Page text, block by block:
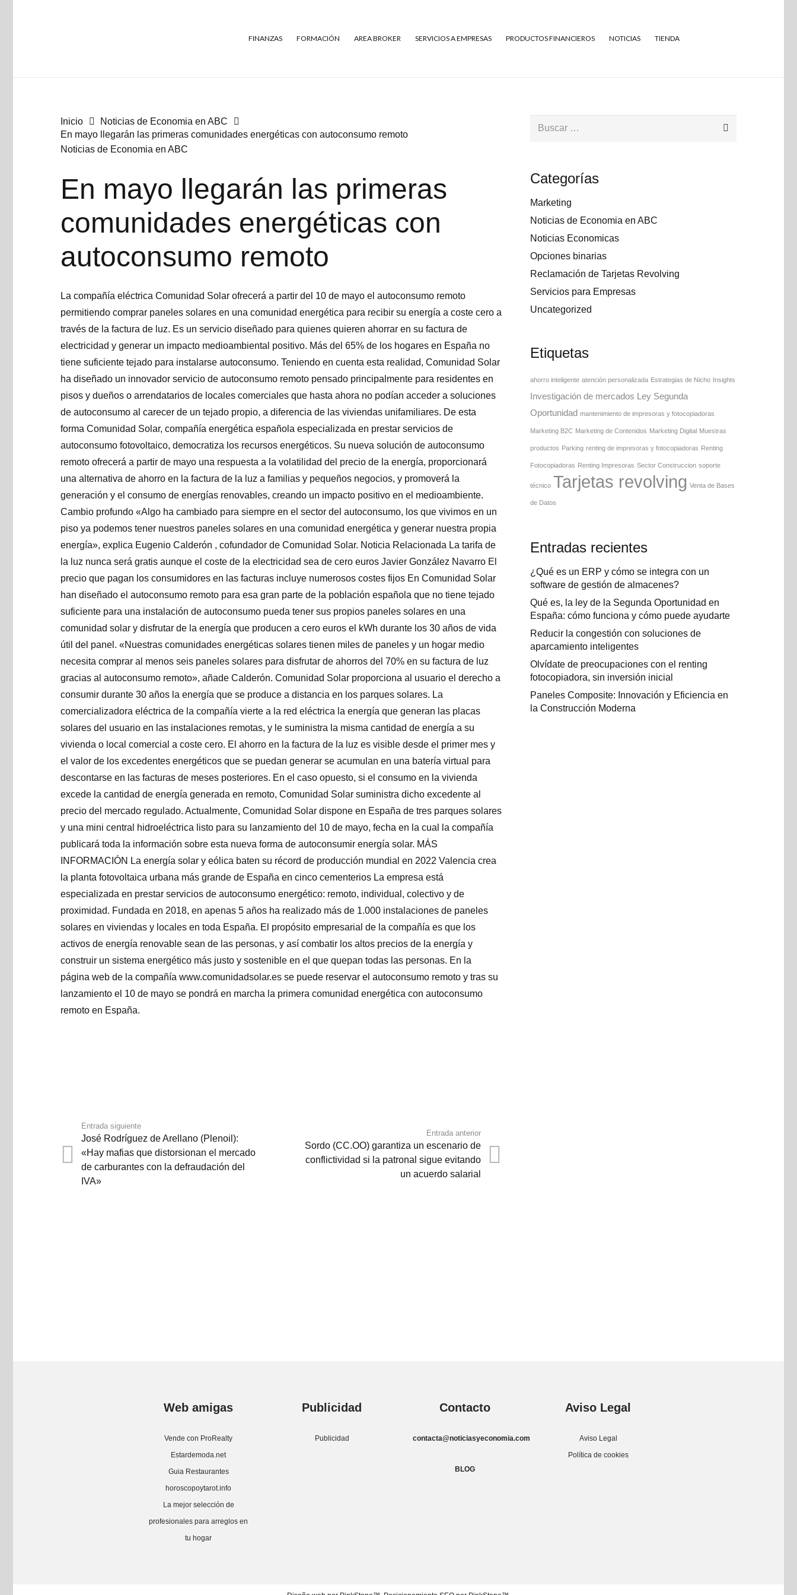
FINANZAS FORMACIÓN AREA BROKER SERVICIOS A EMPRESAS PRODUCTOS FINANCIEROS NOTICIAS TIENDA
Inicio
Noticias de Economia en ABC
En mayo llegarán las primeras comunidades energéticas con autoconsumo remoto
Noticias de Economia en ABC
En mayo llegarán las primeras
comunidades energéticas con
autoconsumo remoto
La compañía eléctrica Comunidad Solar ofrecerá a partir del 10 de mayo el autoconsumo remoto
permitiendo comprar paneles solares en una comunidad energética para recibir su energía a coste cero a
través de la factura de luz. Es un servicio diseñado para quienes quieren ahorrar en su factura de
electricidad y generar un impacto medioambiental positivo. Más del 65% de los hogares en España no
tiene suficiente tejado para instalarse autoconsumo. Teniendo en cuenta esta realidad, Comunidad Solar
ha diseñado un innovador servicio de autoconsumo remoto pensado principalmente para residentes en
pisos y dueños o arrendatarios de locales comerciales que hasta ahora no podían acceder a soluciones
de autoconsumo al carecer de un tejado propio, a diferencia de las viviendas unifamiliares. De esta
forma Comunidad Solar, compañía energética española especializada en prestar servicios de
autoconsumo fotovoltaico, democratiza los recursos energéticos. Su nueva solución de autoconsumo
remoto ofrecerá a partir de mayo una respuesta a la volatilidad del precio de la energía, proporcionará
una alternativa de ahorro en la factura de la luz a familias y pequeños negocios, y promoverá la
generación y el consumo de energías renovables, creando un impacto positivo en el medioambiente.
Cambio profundo «Algo ha cambiado para siempre en el sector del autoconsumo, los que vivimos en un
piso ya podemos tener nuestros paneles solares en una comunidad energética y generar nuestra propia
energía», explica Eugenio Calderón , cofundador de Comunidad Solar. Noticia Relacionada La tarifa de
la luz nunca será gratis aunque el coste de la electricidad sea de cero euros Javier González Navarro El
precio que pagan los consumidores en las facturas incluye numerosos costes fijos En Comunidad Solar
han diseñado el autoconsumo remoto para esa gran parte de la población española que no tiene tejado
suficiente para una instalación de autoconsumo pueda tener sus propios paneles solares en una
comunidad solar y disfrutar de la energía que producen a cero euros el kWh durante los 30 años de vida
útil del panel. «Nuestras comunidades energéticas solares tienen miles de paneles y un hogar medio
necesita comprar al menos seis paneles solares para disfrutar de ahorros del 70% en su factura de luz
gracias al autoconsumo remoto», añade Calderón. Comunidad Solar proporciona al usuario el derecho a
consumir durante 30 años la energía que se produce a distancia en los parques solares. La
comercializadora eléctrica de la compañía vierte a la red eléctrica la energía que generan las placas
solares del usuario en las instalaciones remotas, y le suministra la misma cantidad de energía a su
vivienda o local comercial a coste cero. El ahorro en la factura de la luz es visible desde el primer mes y
el valor de los excedentes energéticos que se puedan generar se acumulan en una batería virtual para
descontarse en las facturas de meses posteriores. En el caso opuesto, si el consumo en la vivienda
excede la cantidad de energía generada en remoto, Comunidad Solar suministra dicho excedente al
precio del mercado regulado. Actualmente, Comunidad Solar dispone en España de tres parques solares
y una mini central hidroeléctrica listo para su lanzamiento del 10 de mayo, fecha en la cual la compañía
publicará toda la información sobre esta nueva forma de autoconsumir energía solar. MÁS
INFORMACIÓN La energía solar y eólica baten su récord de producción mundial en 2022 Valencia crea
la planta fotovoltaica urbana más grande de España en cinco cementerios La empresa está
especializada en prestar servicios de autoconsumo energético: remoto, individual, colectivo y de
proximidad. Fundada en 2018, en apenas 5 años ha realizado más de 1.000 instalaciones de paneles
solares en viviendas y locales en toda España. El propósito empresarial de la compañía es que los
activos de energía renovable sean de las personas, y así combatir los altos precios de la energía y
construir un sistema energético más justo y sostenible en el que quepan todas las personas. En la
página web de la compañía www.comunidadsolar.es se puede reservar el autoconsumo remoto y tras su
lanzamiento el 10 de mayo se pondrá en marcha la primera comunidad energética con autoconsumo
remoto en España.
Entrada siguiente
José Rodríguez de Arellano (Plenoil):
«Hay mafias que distorsionan el mercado
de carburantes con la defraudación del
IVA»
Entrada anterior
Sordo (CC.OO) garantiza un escenario de
conflictividad si la patronal sigue evitando
un acuerdo salarial
Buscar:
Categorías
Marketing
Noticias de Economia en ABC
Noticias Economicas
Opciones binarias
Reclamación de Tarjetas Revolving
Servicios para Empresas
Uncategorized
Etiquetas
ahorro inteligente atención personalizada Estrategias de Nicho Insights
Investigación de mercados
Ley Segunda
Oportunidad mantenimiento de impresoras y fotocopiadoras
Marketing B2C Marketing de Contenidos Marketing Digital Muestras
productos Parking renting de impresoras y fotocopiadoras Renting
Fotocopiadoras Renting Impresoras Sector Construccion soporte
técnico Tarjetas revolving Venta de Bases
de Datos
Entradas recientes
¿Qué es un ERP y cómo se integra con un
software de gestión de almacenes?
Qué es, la ley de la Segunda Oportunidad en
España: cómo funciona y cómo puede ayudarte
Reducir la congestión con soluciones de
aparcamiento inteligentes
Olvídate de preocupaciones con el renting
fotocopiadora, sin inversión inicial
Paneles Composite: Innovación y Eficiencia en
la Construcción Moderna
Web amigas
Vende con ProRealty
Estardemoda.net
Guia Restaurantes
horoscopoytarot.info
La mejor selección de
profesionales para arreglos en
tu hogar
Publicidad
Publicidad
Contacto
contacta@noticiasyeconomia.com
BLOG
Aviso Legal
Aviso Legal
Política de cookies